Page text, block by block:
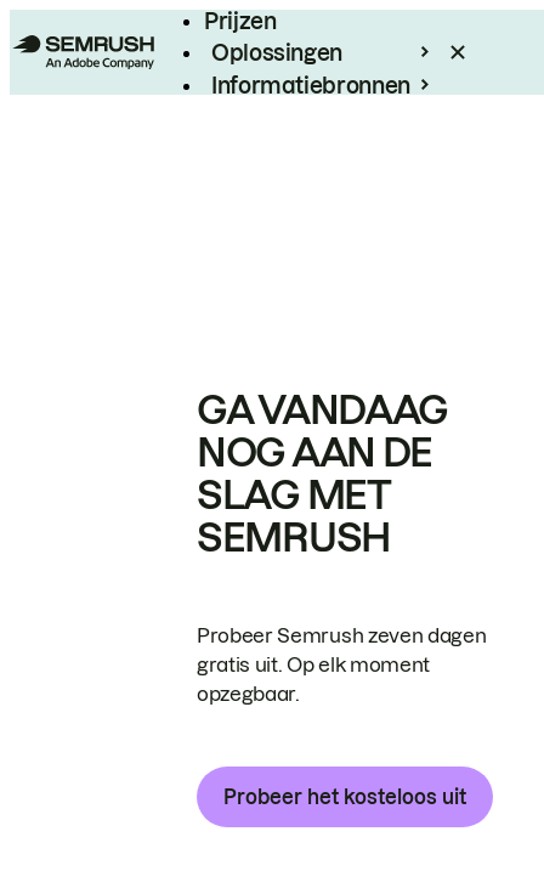
Prijzen
Oplossingen
Informatiebronnen
GA VANDAAG
NOG AAN DE
SLAG MET
SEMRUSH
Probeer Semrush zeven dagen
gratis uit. Op elk moment
opzegbaar.
Probeer het kosteloos uit